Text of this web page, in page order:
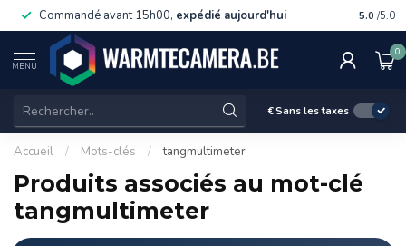
Commandé avant 15h00, expédié aujourd'hui 5.0 /5.0
MENU
0
€Sans les taxes
Accueil / Mots-clés / tangmultimeter
Produits associés au mot-clé
tangmultimeter